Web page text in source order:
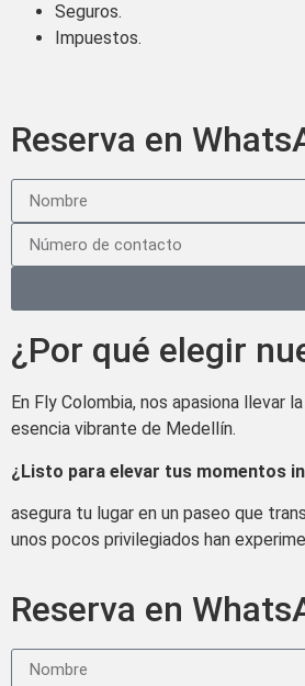
Seguros.
Impuestos.
Reserva en
¿Por qué elegir
En Fly Colombia, nos apasiona llevar
esencia vibrante de Medellín.
¿Listo para elevar tus momentos
asegura tu lugar en un paseo que
unos pocos privilegiados han
Reserva en